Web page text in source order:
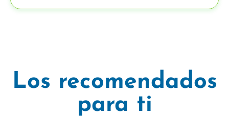
Los recomendados
para ti